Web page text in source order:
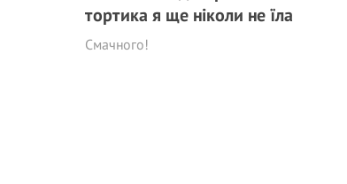
тортика я ще ніколи не їла
Смачного!